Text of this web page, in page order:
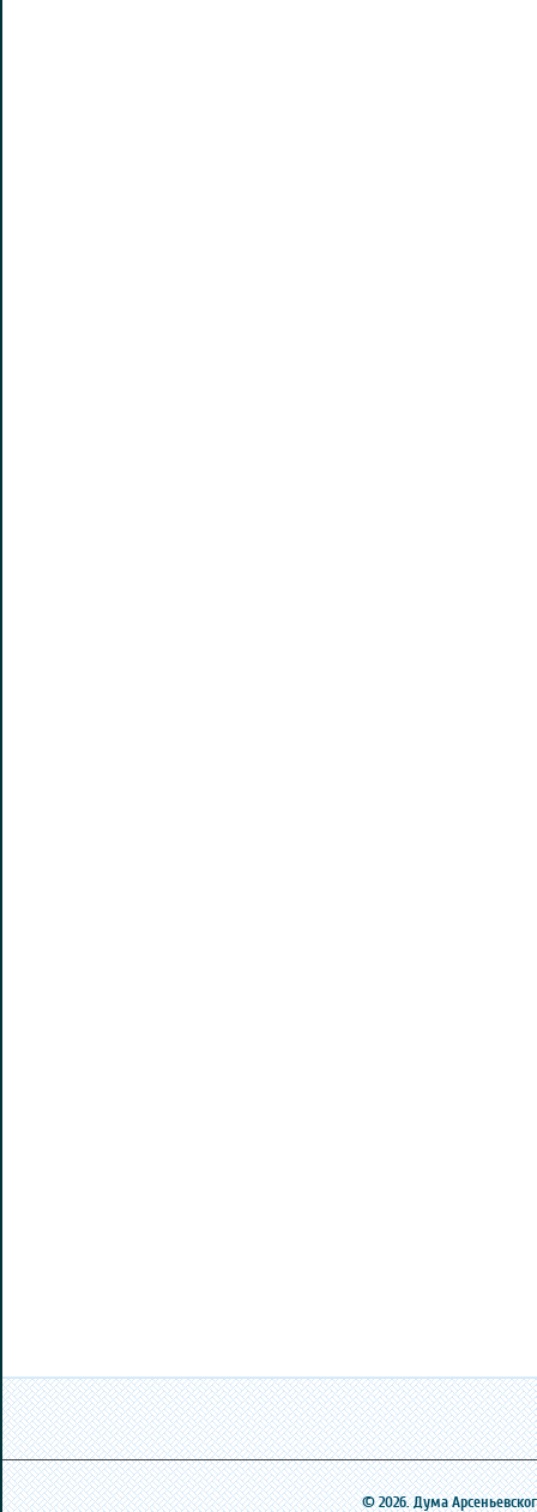
© 2026. Дума